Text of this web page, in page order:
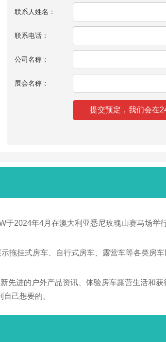
联系人姓名：
联系电话：
公司名称：
展会名称：
年4月在澳大利亚悉尼玫瑰山赛马场举
拖挂式房车、自行式房车、露营车等各类房
先进的户外产品资讯、体验房车露营生活和
己想要的。